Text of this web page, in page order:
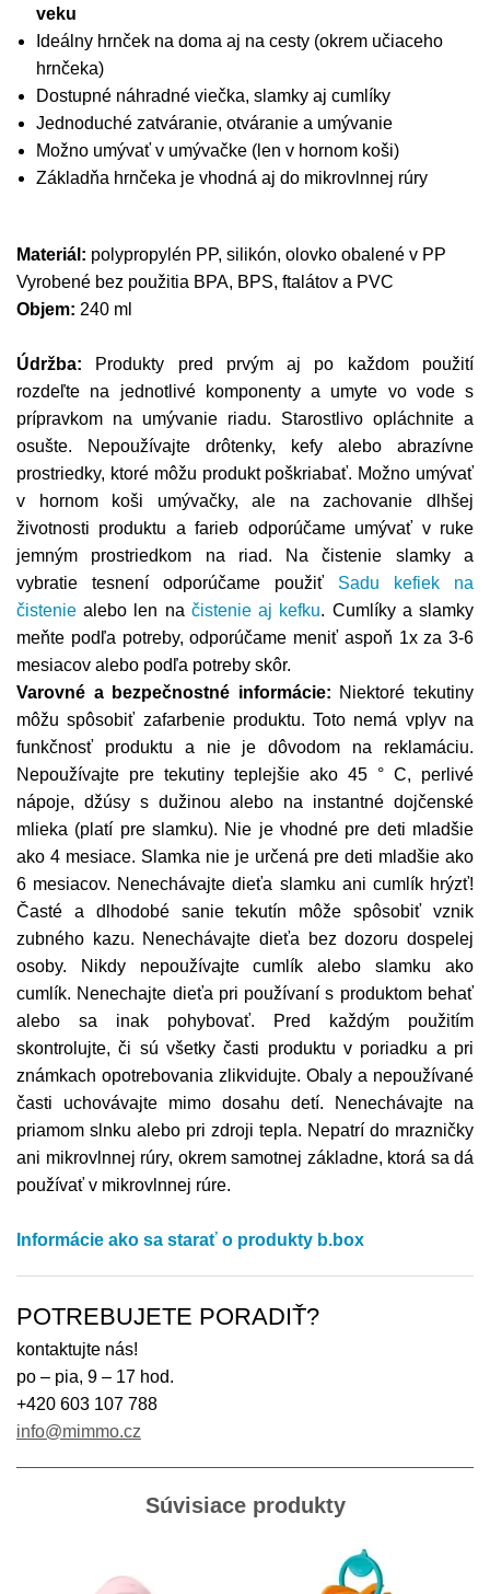
veku
Ideálny hrnček na doma aj na cesty (okrem učiaceho
hrnčeka)
Dostupné náhradné viečka, slamky aj cumlíky
Jednoduché zatváranie, otváranie a umývanie
Možno umývať v umývačke (len v hornom koši)
Základňa hrnčeka je vhodná aj do mikrovlnnej rúry
Materiál: polypropylén PP, silikón, olovko obalené v PP
Vyrobené bez použitia BPA, BPS, ftalátov a PVC
Objem: 240 ml
Údržba:
Produkty pred prvým aj po každom použití
rozdeľte na jednotlivé komponenty a umyte vo vode s
prípravkom na umývanie riadu. Starostlivo opláchnite a
osušte. Nepoužívajte drôtenky, kefy alebo abrazívne
prostriedky, ktoré môžu produkt poškriabať. Možno umývať
v hornom koši umývačky, ale na zachovanie dlhšej
životnosti produktu a farieb odporúčame umývať v ruke
jemným prostriedkom na riad. Na čistenie slamky a
vybratie tesnení odporúčame použiť Sadu kefiek na
čistenie alebo len na čistenie aj kefku. Cumlíky a slamky
meňte podľa potreby, odporúčame meniť aspoň 1x za 3-6
mesiacov alebo podľa potreby skôr.
Varovné a bezpečnostné informácie: Niektoré tekutiny
môžu spôsobiť zafarbenie produktu. Toto nemá vplyv na
funkčnosť produktu a nie je dôvodom na reklamáciu.
Nepoužívajte pre tekutiny teplejšie ako 45 ° C, perlivé
nápoje, džúsy s dužinou alebo na instantné dojčenské
mlieka (platí pre slamku). Nie je vhodné pre deti mladšie
ako 4 mesiace. Slamka nie je určená pre deti mladšie ako
6 mesiacov. Nenechávajte dieťa slamku ani cumlík hrýzť!
Časté a dlhodobé sanie tekutín môže spôsobiť vznik
zubného kazu. Nenechávajte dieťa bez dozoru dospelej
osoby. Nikdy nepoužívajte cumlík alebo slamku ako
cumlík. Nenechajte dieťa pri používaní s produktom behať
alebo sa inak pohybovať. Pred každým použitím
skontrolujte, či sú všetky časti produktu v poriadku a pri
známkach opotrebovania zlikvidujte. Obaly a nepoužívané
časti uchovávajte mimo dosahu detí. Nenechávajte na
priamom slnku alebo pri zdroji tepla. Nepatrí do mrazničky
ani mikrovlnnej rúry, okrem samotnej základne, ktorá sa dá
používať v mikrovlnnej rúre.
Informácie ako sa starať o produkty b.box
POTREBUJETE PORADIŤ?
kontaktujte nás!
po – pia, 9 – 17 hod.
+420 603 107 788
info@mimmo.cz
Súvisiace produkty